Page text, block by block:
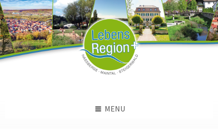
Skip
to
content
Skip
to
left
sidebar
Skip
to
footer
MENU